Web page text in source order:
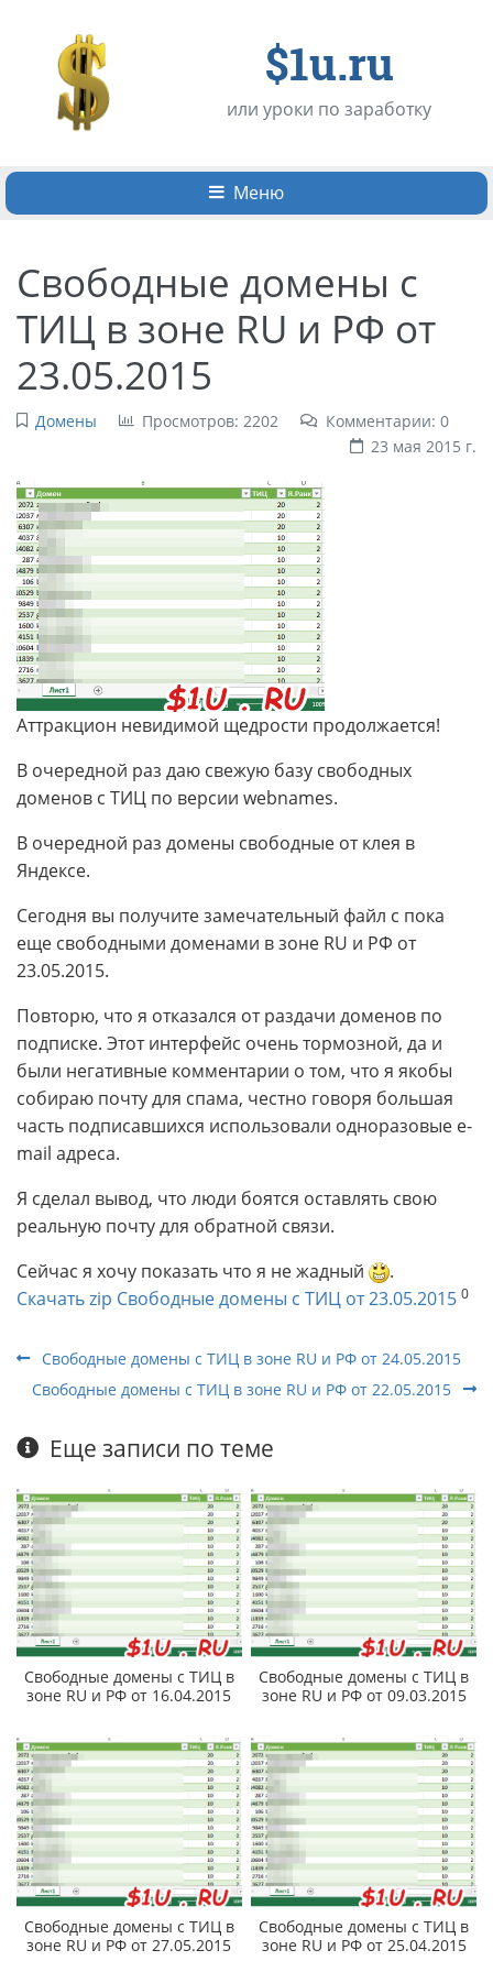
$1u.ru
или уроки по заработку
Меню
Свободные домены с
ТИЦ в зоне RU и РФ от
23.05.2015
Домены Просмотров: 2202
Комментарии: 0
23 мая 2015 г.
Аттракцион невидимой щедрости продолжается!
В очередной раз даю свежую базу свободных
доменов с ТИЦ по версии webnames.
В очередной раз домены свободные от клея в
Яндексе.
Сегодня вы получите замечательный файл с пока
еще свободными доменами в зоне RU и РФ от
23.05.2015.
Повторю, что я отказался от раздачи доменов по
подписке. Этот интерфейс очень тормозной, да и
были негативные комментарии о том, что я якобы
собираю почту для спама, честно говоря большая
часть подписавшихся использовали одноразовые e-
mail адреса.
Я сделал вывод, что люди боятся оставлять свою
реальную почту для обратной связи.
Сейчас я хочу показать что я не жадный
.
Скачать zip Свободные домены с ТИЦ от 23.05.2015 0
Свободные домены с ТИЦ в зоне RU и РФ от 24.05.2015
Свободные домены с ТИЦ в зоне RU и РФ от 22.05.2015
Еще записи по теме
Свободные домены с ТИЦ в
зоне RU и РФ от 16.04.2015
Свободные домены с ТИЦ в
зоне RU и РФ от 09.03.2015
Свободные домены с ТИЦ в
зоне RU и РФ от 27.05.2015
Свободные домены с ТИЦ в
зоне RU и РФ от 25.04.2015